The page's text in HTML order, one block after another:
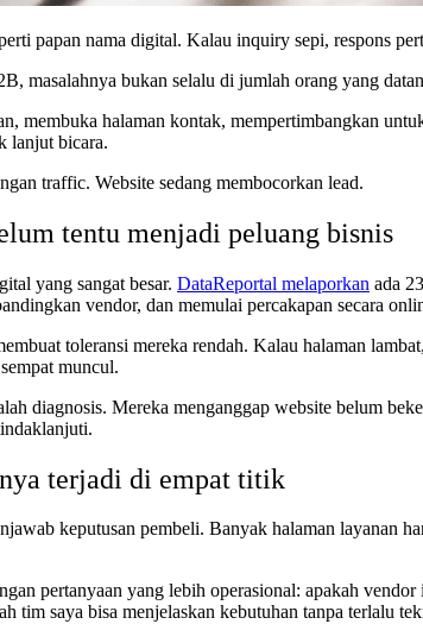
papan nama digital. Kalau inquiry sepi, respons
masalahnya bukan selalu di jumlah orang yang
membuka halaman kontak, mempertimbangkan
lanjut bicara.
traffic. Website sedang membocorkan lead.
tentu menjadi peluang bisnis
yang sangat besar. DataReportal melaporkan ada
vendor, dan memulai percakapan secara
toleransi mereka rendah. Kalau halaman
muncul.
diagnosis. Mereka menganggap website belum
terjadi di empat titik
keputusan pembeli. Banyak halaman layanan
pertanyaan yang lebih operasional: apakah
tim saya bisa menjelaskan kebutuhan tanpa terlalu